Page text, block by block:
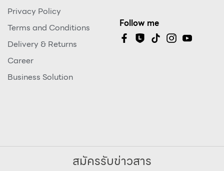
Privacy Policy
Terms and Conditions
Delivery & Returns
Career
Business Solution
Follow me
สมัครรับข่าวสาร